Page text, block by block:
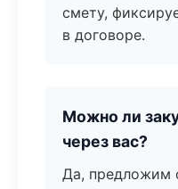
смету,
в договоре.
Можно ли
через вас?
Да, предложим